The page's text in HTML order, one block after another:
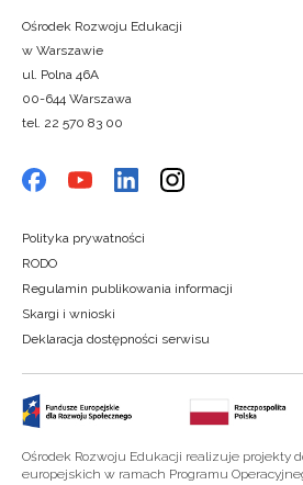
Ośrodek Rozwoju Edukacji
w Warszawie
ul. Polna 46A
00-644 Warszawa
tel. 22 570 83 00
Polityka prywatności
RODO
Regulamin publikowania informacji
Skargi i wnioski
Deklaracja dostępności serwisu
Ośrodek Rozwoju Edukacji realizuje projekty
europejskich w ramach Programu